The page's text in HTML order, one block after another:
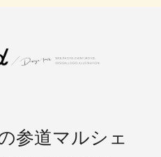
参道マルシェ